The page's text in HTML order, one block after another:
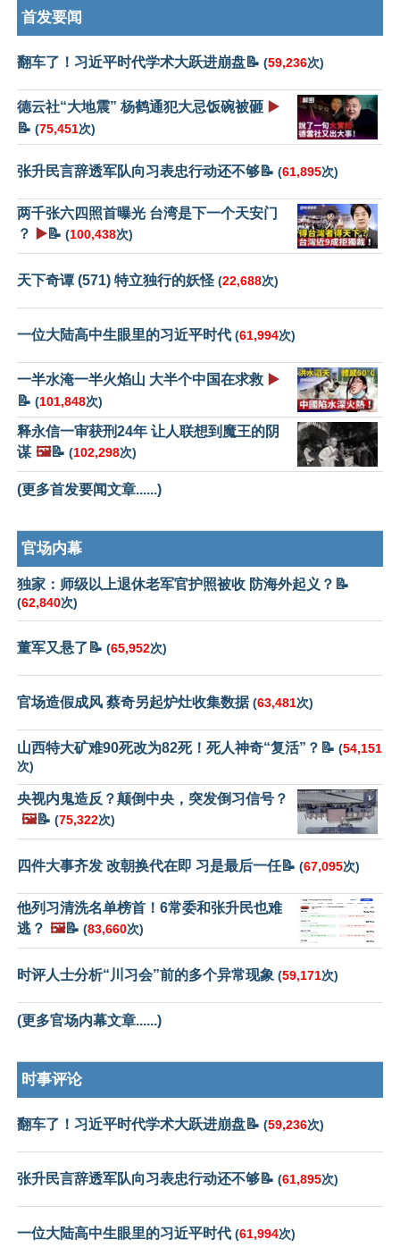
首发要闻
翻车了！习近平时代学术大跃进崩盘📝 (59,236次)
德云社“大地震” 杨鹤通犯大忌饭碗被砸 ▶️
📝 (75,451次)
张升民言辞透军队向习表忠行动还不够📝 (61,895次)
两千张六四照首曝光 台湾是下一个天安门
？
▶️📝 (100,438次)
天下奇谭 (571) 特立独行的妖怪 (22,688次)
一位大陆高中生眼里的习近平时代 (61,994次)
一半水淹一半火焰山 大半个中国在求救 ▶️
📝 (101,848次)
释永信一审获刑24年 让人联想到魔王的阴
谋 🖼️📝 (102,298次)
(更多首发要闻文章......)
官场内幕
独家：师级以上退休老军官护照被收 防海外起义？📝
(62,840次)
董军又悬了📝 (65,952次)
官场造假成风 蔡奇另起炉灶收集数据(63,481次)
山西特大矿难90死改为82死！死人神奇“复活”？📝 (54,151
次)
央视内鬼造反？颠倒中央，突发倒习信号？
🖼️📝 (75,322次)
四件大事齐发 改朝换代在即 习是最后一任📝 (67,095次)
他列习清洗名单榜首！6常委和张升民也难
逃？ 🖼️📝 (83,660次)
时评人士分析“川习会”前的多个异常现象 (59,171次)
(更多官场内幕文章......)
时事评论
翻车了！习近平时代学术大跃进崩盘📝 (59,236次)
张升民言辞透军队向习表忠行动还不够📝 (61,895次)
一位大陆高中生眼里的习近平时代 (61,994次)